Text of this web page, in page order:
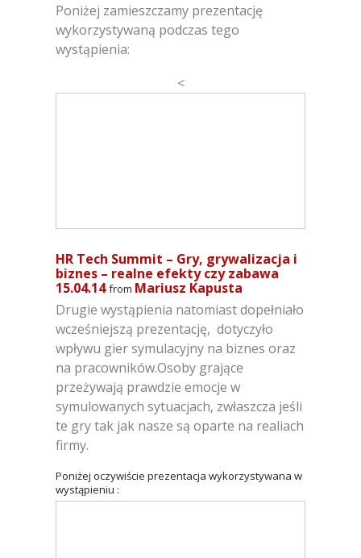
Poniżej zamieszczamy prezentację
wykorzystywaną podczas tego
wystąpienia:
<
HR Tech Summit – Gry, grywalizacja i
biznes – realne efekty czy zabawa
15.04.14 from Mariusz Kapusta
Drugie wystąpienia natomiast dopełniało
wcześniejszą prezentację, dotyczyło
wpływu gier symulacyjny na biznes oraz
na pracowników.Osoby grające
przeżywają prawdzie emocje w
symulowanych sytuacjach, zwłaszcza jeśli
te gry tak jak nasze są oparte na realiach
firmy.
Poniżej oczywiście prezentacja wykorzystywana w
wystąpieniu :